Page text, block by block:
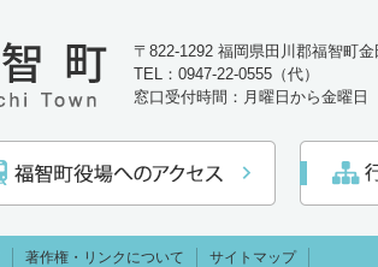
〒822-1292 福岡県田川郡福智町
TEL：0947-22-0555（代）
窓口受付時間：月曜日から金曜日
著作権・リンクについて サイトマップ